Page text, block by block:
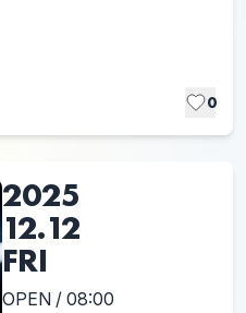
0
2025
12.12
FRI
OPEN / 08:00